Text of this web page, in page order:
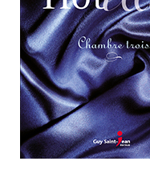
Nouveautés
Numérique
Livres audio
Meilleurs vendeurs
Page vedette
AUTEURS